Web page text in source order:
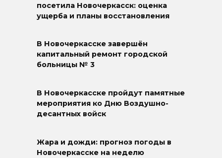
посетила Новочеркасск: оценка
ущерба и планы восстановления
В Новочеркасске завершён
капитальный ремонт городской
больницы № 3
В Новочеркасске пройдут памятные
мероприятия ко Дню Воздушно-
десантных войск
Жара и дожди: прогноз погоды в
Новочеркасске на неделю